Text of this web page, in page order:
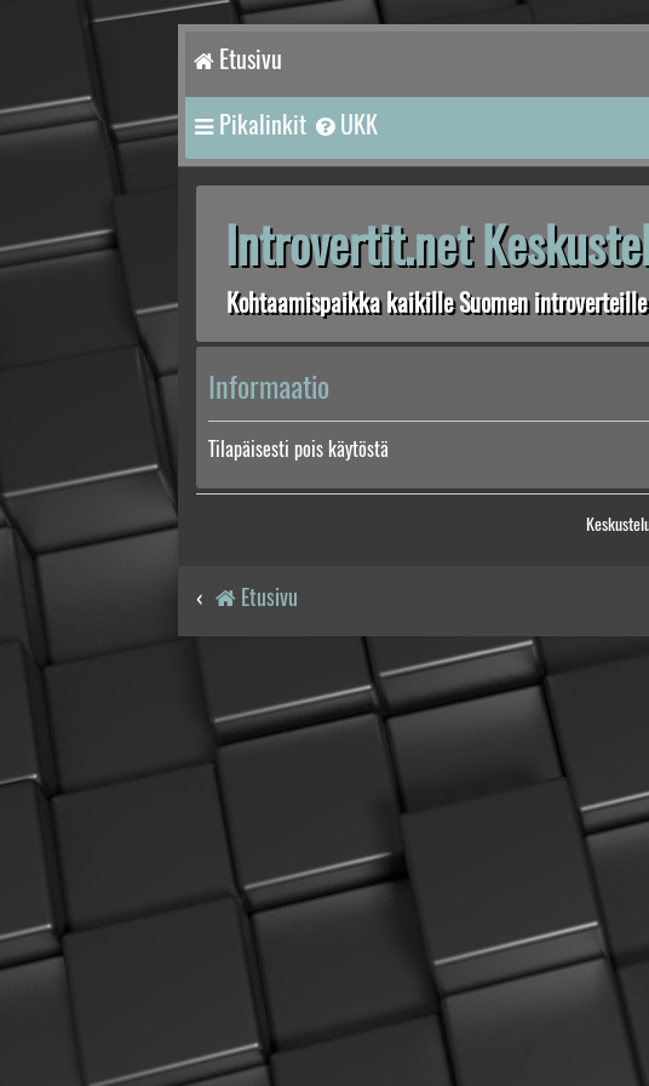
Etusivu
Pikalinkit UKK
Introvertit.net
Kohtaamispaikka kaikille Suomen introverteille
Informaatio
Tilapäisesti pois käytöstä
Etusivu